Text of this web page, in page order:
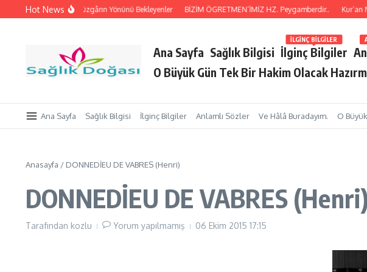
İçeriğe atlaHot News
Tutan Eller Rüzgârın Yönünü Bekleyenler BİZİM ÖGRETMEN’İMİZ HZ. Peygamberdir.. Kur’an
Ana Sayfa Sağlık Bilgisi İlginç Bilgiler
İLGINÇ BILGILER
O Büyük Gün Tek Bir Hakim Olacak
Ana Sayfa Sağlık Bilgisi İlginç Bilgiler Anlamlı Sözler Ve Hâlâ Buradayım. O
Anasayfa / DONNEDİEU DE VABRES (Henri)
DONNEDİEU DE VABRES
Tarafından kozlu Yorum yapılmamış 06 Ekim 2015 17:15